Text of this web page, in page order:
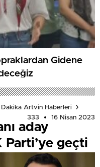
Gidene
Artvin Haberleri
333
16 Nisan 2023
aday
geçti